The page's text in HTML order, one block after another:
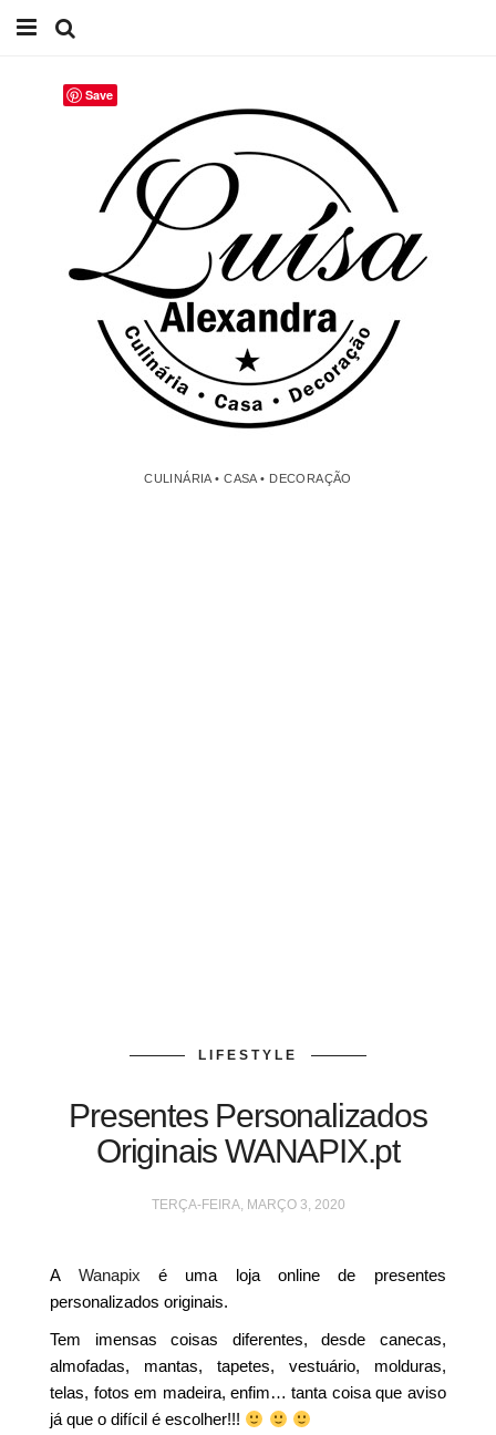
CULINÁRIA • CASA • DECORAÇÃO
LIFESTYLE
Presentes Personalizados
Originais WANAPIX.pt
TERÇA-FEIRA, MARÇO 3, 2020
A Wanapix é uma loja online de presentes
personalizados originais.
Tem imensas coisas diferentes, desde canecas,
almofadas, mantas, tapetes, vestuário, molduras,
telas, fotos em madeira, enfim… tanta coisa que aviso
já que o difícil é escolher!!!
Save